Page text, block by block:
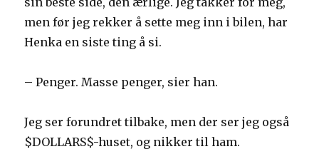
men før jeg rekker å sette meg inn i bilen, har
Henka en siste ting å si.
– Penger. Masse penger, sier han.
Jeg ser forundret tilbake, men der ser jeg også
$DOLLARS$-huset, og nikker til ham.